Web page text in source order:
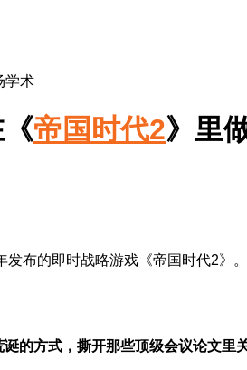
帝国时代2》里
布的即时战略游戏《帝国时代2》
的方式，撕开那些顶级会议论文里